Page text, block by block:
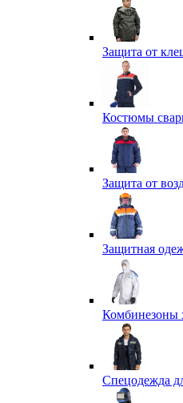
Защита от
Костюмы
Защита от
Защитная
Комбинезоны
Спецодежда